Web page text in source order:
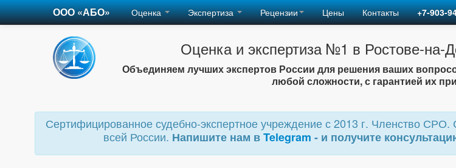
ООО «АБО» Оценка Экспертиза Рецензии Цены Контакты +7-903-
Оценка и экспертиза №1 в Ростове-
Объединяем лучших экспертов России для решения ваших
любой сложности, с гарантией их
Сертифицированное судебно-экспертное учреждение с 2013 г. Членство
всей России. Напишите нам вTelegram - и получите